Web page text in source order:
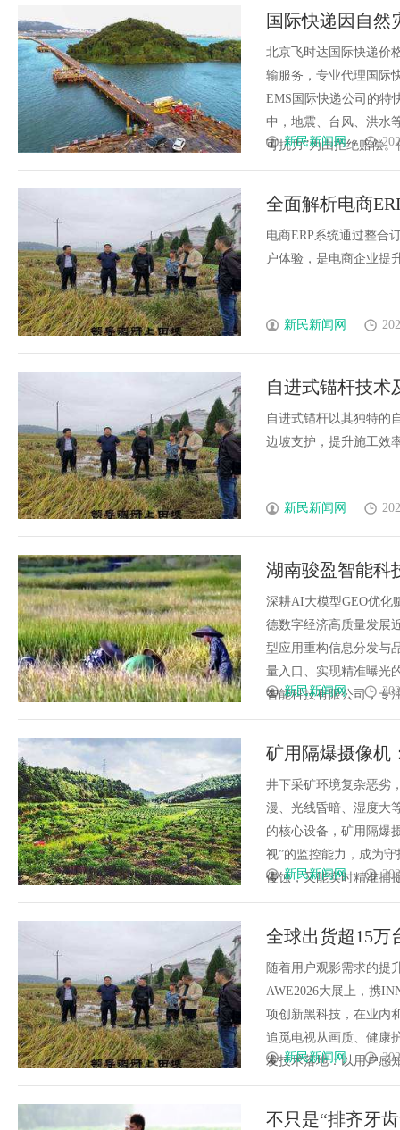
国际快递因自然
索赔
北京飞时达国际快递价
输服务，专业代理国际
EMS国际快递公司的特
中，地震、台风、洪水
可抗力”为由拒绝赔偿
新民新闻网
全面解析电商
电商ERP系统通过整合
户体验，是电商企业提
新民新闻网
自进式锚杆技术
自进式锚杆以其独特的
边坡支护，提升施工效
新民新闻网
湖南骏盈智能科
深耕AI大模型GEO优
德数字经济高质量发展
型应用重构信息分发与
量入口、实现精准曝光
智能科技有限公司，专
新民新闻网
矿用隔爆摄像机
井下采矿环境复杂恶劣
漫、光线昏暗、湿度大
的核心设备，矿用隔爆
视”的监控能力，成为
侵蚀，又能实时精准捕
新民新闻网
全球出货超15万
音格局
随着用户观影需求的提
AWE2026大展上，携
项创新黑科技，在业内
追觅电视从画质、健康
发技术落地：以用户感
新民新闻网
不只是“排齐牙